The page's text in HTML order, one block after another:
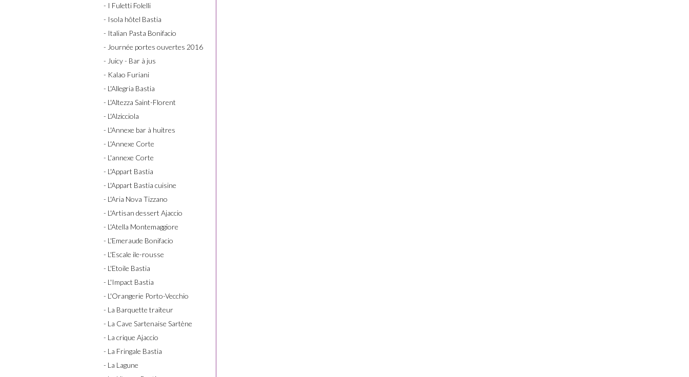
- I Fuletti Folelli
- Isola hôtel Bastia
- Italian Pasta Bonifacio
- Journée portes ouvertes 2016
- Juicy - Bar à jus
- Kalao Furiani
- L'Allegria Bastia
- L'Altezza Saint-Florent
- L'Alzicciola
- L'Annexe bar à huitres
- L'Annexe Corte
- L'annexe Corte
- L'Appart Bastia
- L'Appart Bastia cuisine
- L'Aria Nova Tizzano
- L'Artisan dessert Ajaccio
- L'Atella Montemaggiore
- L'Emeraude Bonifacio
- L'Escale ile-rousse
- L'Etoile Bastia
- L'Impact Bastia
- L'Orangerie Porto-Vecchio
- La Barquette traiteur
- La Cave Sartenaise Sartène
- La crique Ajaccio
- La Fringale Bastia
- La Lagune